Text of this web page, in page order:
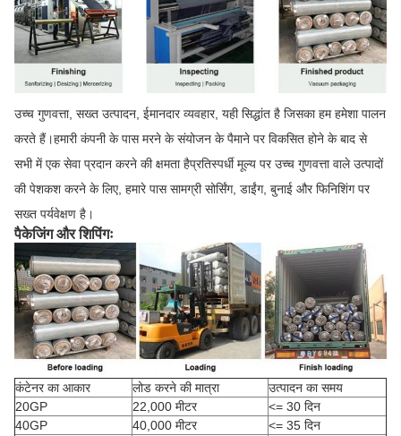
उच्च गुणवत्ता, सख्त उत्पादन, ईमानदार व्यवहार, यही सिद्धांत है जिसका हम हमेशा पालन
करते हैं।हमारी कंपनी के पास मरने के संयोजन के पैमाने पर विकसित होने के बाद से
सभी में एक सेवा प्रदान करने की क्षमता हैप्रतिस्पर्धी मूल्य पर उच्च गुणवत्ता वाले उत्पादों
की पेशकश करने के लिए, हमारे पास सामग्री सोर्सिंग, डाईंग, बुनाई और फिनिशिंग पर
सख्त पर्यवेक्षण है।
पैकेजिंग और शिपिंगः
कंटेनर का आकार लोड करने की मात्रा
उत्पादन का समय
20GP
22,000 मीटर
<= 30 दिन
40GP
40,000 मीटर <= 35 दिन